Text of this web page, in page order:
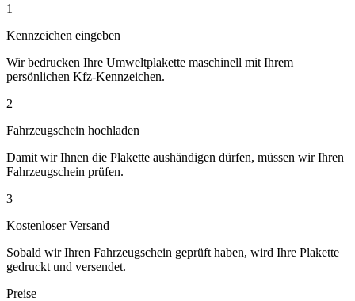
1
Kennzeichen eingeben
Wir bedrucken Ihre Umweltplakette maschinell mit Ihrem
persönlichen Kfz-Kennzeichen.
2
Fahrzeugschein hochladen
Damit wir Ihnen die Plakette aushändigen dürfen, müssen wir Ihren
Fahrzeugschein prüfen.
3
Kostenloser Versand
Sobald wir Ihren Fahrzeugschein geprüft haben, wird Ihre Plakette
gedruckt und versendet.
Preise